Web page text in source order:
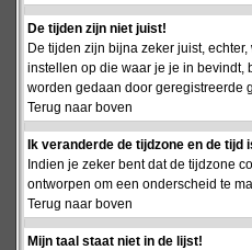
De tijden zijn niet juist!
De tijden zijn bijna zeker juist,
instellen op die waar je je in bevindt,
worden gedaan door geregistreerde
Terug naar boven
Ik veranderde de tijdzone en de tijd
Indien je zeker bent dat de tijdzone
ontworpen om een onderscheid te
Terug naar boven
Mijn taal staat niet in de lijst!